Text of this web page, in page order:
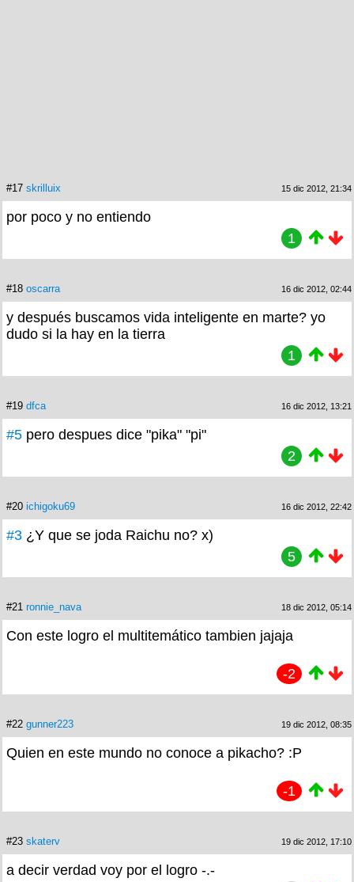
#17 skrilluix 15 dic 2012, 21:34
por poco y no entiendo
1
#18 oscarra 16 dic 2012, 02:44
y después buscamos vida inteligente en marte? yo
dudo si la hay en la tierra
1
#19 dfca 16 dic 2012, 13:21
#5 pero despues dice "pika" "pi"
2
#20 ichigoku69 16 dic 2012, 22:42
#3 ¿Y que se joda Raichu no? x)
5
#21 ronnie_nava 18 dic 2012, 05:14
Con este logro el multitemático tambien jajaja
-2
#22 gunner223 19 dic 2012, 08:35
Quien en este mundo no conoce a pikacho? :P
-1
#23 skaterv 19 dic 2012, 17:10
a decir verdad voy por el logro -.-